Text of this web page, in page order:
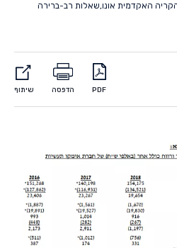
האקדמית אונו,שאלות רב-ברירה
PDF הדפסה שיתוף